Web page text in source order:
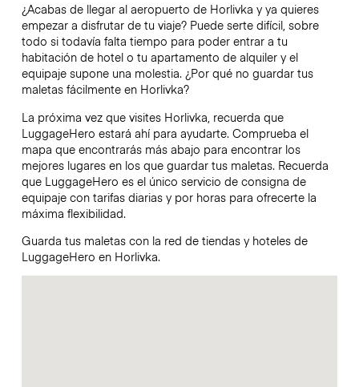
¿Acabas de llegar al aeropuerto de Horlivka y ya quieres
empezar a disfrutar de tu viaje? Puede serte difícil, sobre
todo si todavía falta tiempo para poder entrar a tu
habitación de hotel o tu apartamento de alquiler y el
equipaje supone una molestia. ¿Por qué no guardar tus
maletas fácilmente en Horlivka?
La próxima vez que visites Horlivka, recuerda que
LuggageHero estará ahí para ayudarte. Comprueba el
mapa que encontrarás más abajo para encontrar los
mejores lugares en los que guardar tus maletas. Recuerda
que LuggageHero es el único servicio de consigna de
equipaje con tarifas diarias y por horas para ofrecerte la
máxima flexibilidad.
Guarda tus maletas con la red de tiendas y hoteles de
LuggageHero en Horlivka.